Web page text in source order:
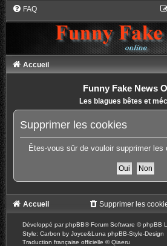
FAQ
Accueil
Funny Fake News
Les blagues bêtes et
Supprimer les cookies
Êtes-vous sûr de vouloir supprimer
Accueil Supprimer les
Développé parphpBB® Forum Software © phpBB
Style: Carbon by Joyce&Luna phpBB-Style-Design
Traduction française officielle ©Qiaeru